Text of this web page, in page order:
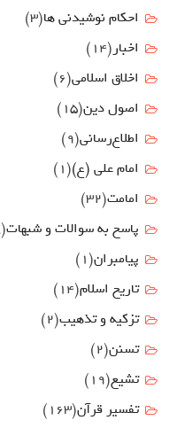
احکام نوشیدنی ها(3)
اخبار(14)
اخلاق اسلامی(6)
اصول دين(15)
اطلاع‌رسانی(9)
امام علي (ع)(1)
امامت(32)
پاسخ به سوالات و شبهات(138)
پیامبران(1)
تاریخ اسلام(14)
تزکیه و تذهیب(2)
تسنن(2)
تشیع(19)
تفسیر قرآن(163)